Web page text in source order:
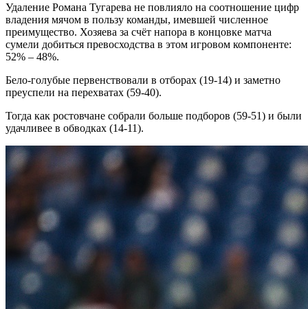
Удаление Романа Тугарева не повлияло на соотношение цифр
владения мячом в пользу команды, имевшей численное
преимущество. Хозяева за счёт напора в концовке матча
сумели добиться превосходства в этом игровом компоненте:
52% – 48%.
Бело-голубые первенствовали в отборах (19-14) и заметно
преуспели на перехватах (59-40).
Тогда как ростовчане собрали больше подборов (59-51) и были
удачливее в обводках (14-11).